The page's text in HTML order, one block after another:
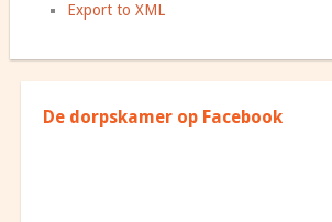
Export to XML
De dorpskamer op Facebook